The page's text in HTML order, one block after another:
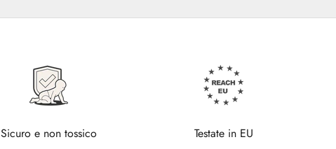
Sicuro e non tossico Testate in EU